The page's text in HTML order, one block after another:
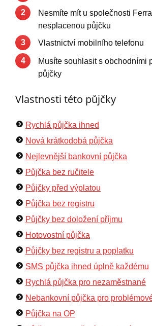
2
Nesmíte mít u společnosti
nesplacenou půjčku
3
Vlastnictví mobilního telefonu
4
Musíte souhlasit s obchodními
půjčky
Vlastnosti této půjčky
Rychlá půjčka ihned
Nová krátkodobá půjčka
Nejlevnější bankovní půjčka
Půjčka bez ručitele
Půjčky před výplatou
Půjčka bez registru
Půjčky bez doložení příjmu
Hotovostní půjčka
Půjčky bez registru a poplatku
SMS půjčka ihned úplně každému
Rychlá půjčka pro nezaměstnané
Nebankovní půjčka pro
Půjčka na OP